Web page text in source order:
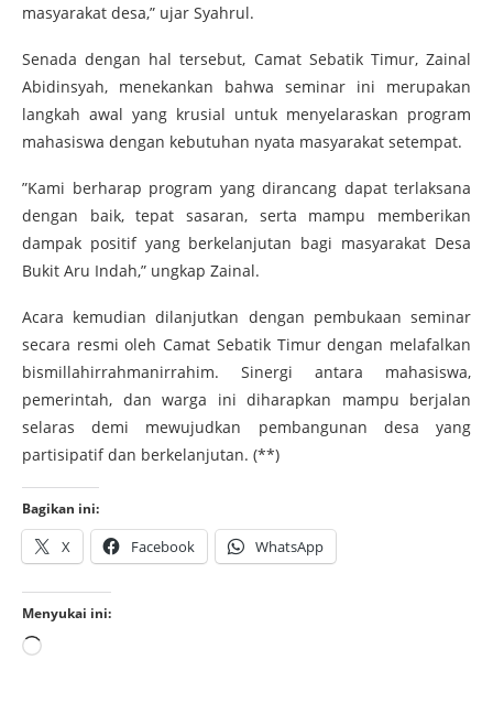
masyarakat desa,” ujar Syahrul.
​Senada dengan hal tersebut, Camat Sebatik Timur, Zainal
Abidinsyah, menekankan bahwa seminar ini merupakan
langkah awal yang krusial untuk menyelaraskan program
mahasiswa dengan kebutuhan nyata masyarakat setempat.
​”Kami berharap program yang dirancang dapat terlaksana
dengan baik, tepat sasaran, serta mampu memberikan
dampak positif yang berkelanjutan bagi masyarakat Desa
Bukit Aru Indah,” ungkap Zainal.
​Acara kemudian dilanjutkan dengan pembukaan seminar
secara resmi oleh Camat Sebatik Timur dengan melafalkan
bismillahirrahmanirrahim. Sinergi antara mahasiswa,
pemerintah, dan warga ini diharapkan mampu berjalan
selaras demi mewujudkan pembangunan desa yang
partisipatif dan berkelanjutan. (**)
Bagikan ini:
X Facebook WhatsApp
Menyukai ini: